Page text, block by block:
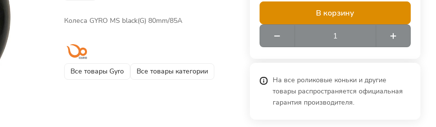
Колеса GYRO MS black(G) 80mm/85A
Все товары Gyro Все товары категории
В корзину
На все роликовые коньки и другие
товары распространяется официальная
гарантия производителя.